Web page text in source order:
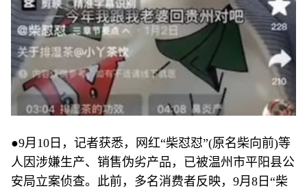
●9月10日，记者获悉，网红“柴怼怼”(原名柴向前)等
人因涉嫌生产、销售伪劣产品，已被温州市平阳县公
安局立案侦查。此前，多名消费者反映，9月8日“柴